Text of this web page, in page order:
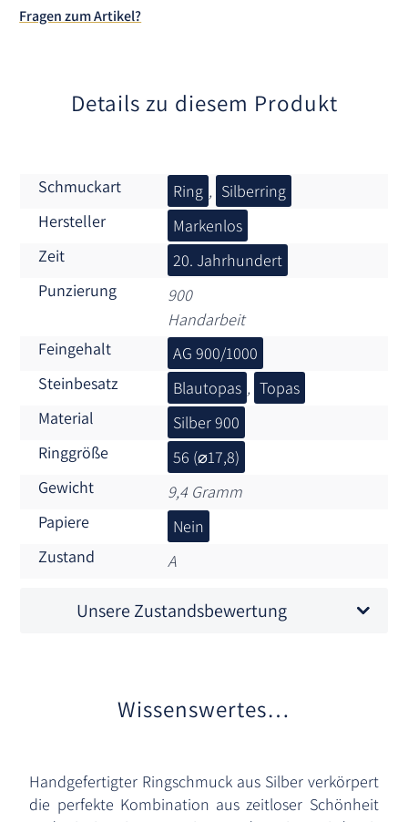
Fragen zum Artikel?
Details zu diesem Produkt
Schmuckart Ring , Silberring
Hersteller
Markenlos
Zeit
20. Jahrhundert
Punzierung
900
Handarbeit
Feingehalt
AG 900/1000
Steinbesatz
Blautopas , Topas
Material
Silber 900
Ringgröße
56 (⌀17,8)
Gewicht
9,4 Gramm
Papiere
Nein
Zustand
A
Unsere Zustandsbewertung
Wissenswertes…
Handgefertigter Ringschmuck aus Silber verkörpert
die perfekte Kombination aus zeitloser Schönheit